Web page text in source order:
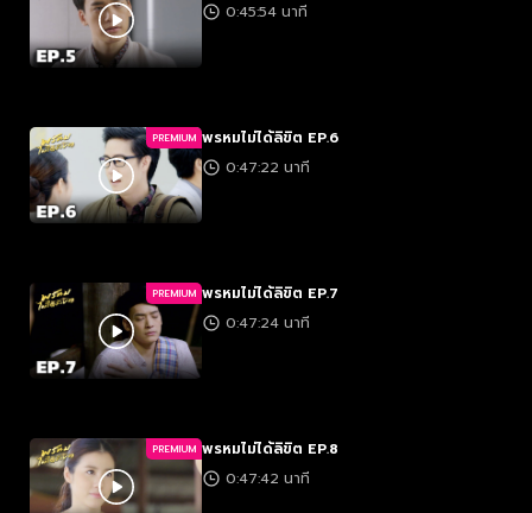
0:45:54 นาที
PREMIUM พรหมไม่ได้ลิขิต EP.6
0:47:22 นาที
PREMIUM พรหมไม่ได้ลิขิต EP.7
0:47:24 นาที
PREMIUM พรหมไม่ได้ลิขิต EP.8
0:47:42 นาที